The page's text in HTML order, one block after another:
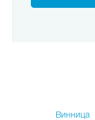
Винница